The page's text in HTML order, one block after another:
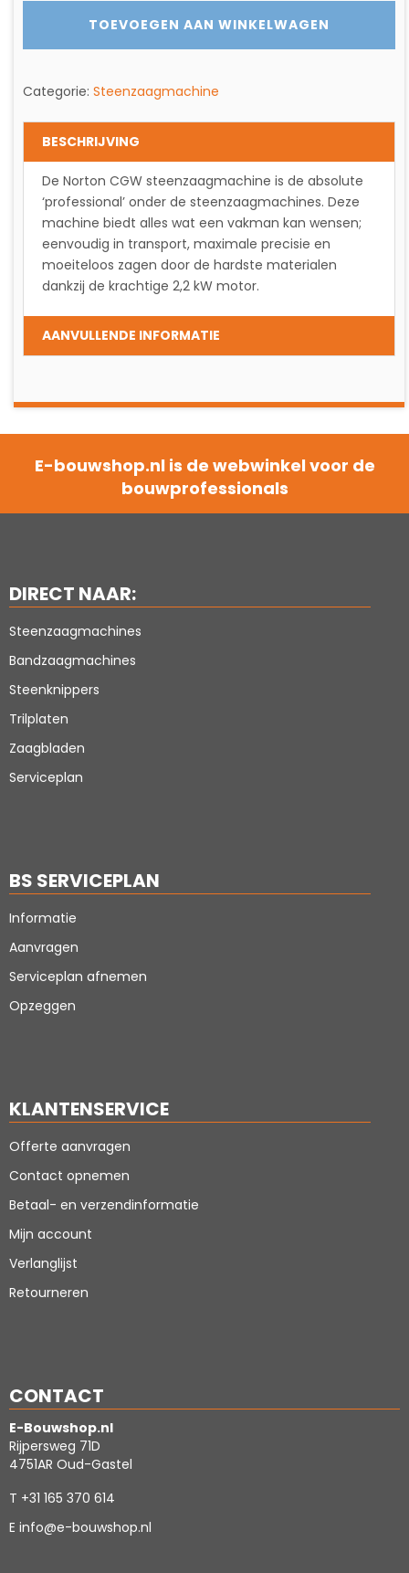
TOEVOEGEN AAN WINKELWAGEN
Categorie: Steenzaagmachine
BESCHRIJVING
De Norton CGW steenzaagmachine is de absolute
‘professional’ onder de steenzaagmachines. Deze
machine biedt alles wat een vakman kan wensen;
eenvoudig in transport, maximale precisie en
moeiteloos zagen door de hardste materialen
dankzij de krachtige 2,2 kW motor.
AANVULLENDE INFORMATIE
E-bouwshop.nl is de webwinkel voor de
bouwprofessionals
DIRECT NAAR:
Steenzaagmachines
Bandzaagmachines
Steenknippers
Trilplaten
Zaagbladen
Serviceplan
BS SERVICEPLAN
Informatie
Aanvragen
Serviceplan afnemen
Opzeggen
KLANTENSERVICE
Offerte aanvragen
Contact opnemen
Betaal- en verzendinformatie
Mijn account
Verlanglijst
Retourneren
CONTACT
E-Bouwshop.nl
Rijpersweg 71D
4751AR Oud-Gastel
T +31 165 370 614
E info@e-bouwshop.nl